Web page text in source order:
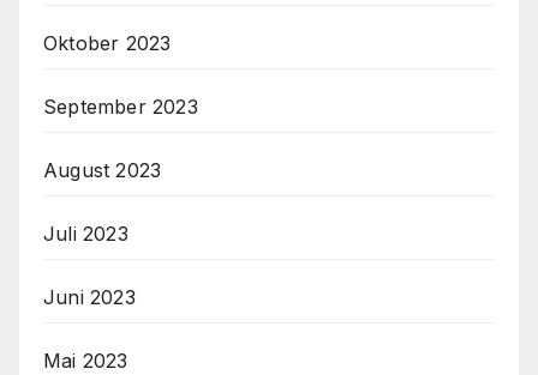
Oktober 2023
September 2023
August 2023
Juli 2023
Juni 2023
Mai 2023